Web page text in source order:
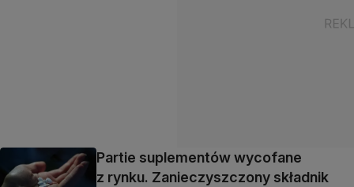
Partie suplementów wycofane
z rynku. Zanieczyszczony składnik